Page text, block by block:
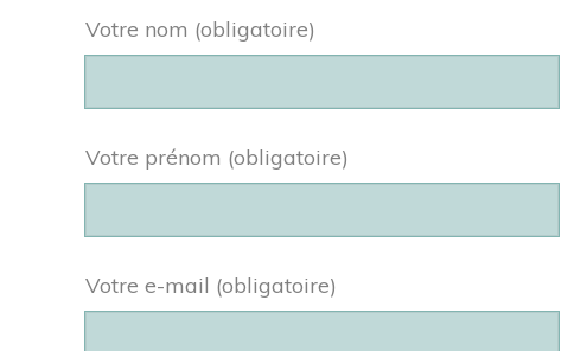
Votre nom (obligatoire)
Votre prénom (obligatoire)
Votre e-mail (obligatoire)